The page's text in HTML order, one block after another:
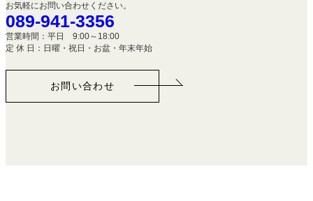
お気軽にお問い合わせください。
089-941-3356
営業時間：平日 9:00～18:00
定 休 日：日曜・祝日・お盆・年末年始
お問い合わせ